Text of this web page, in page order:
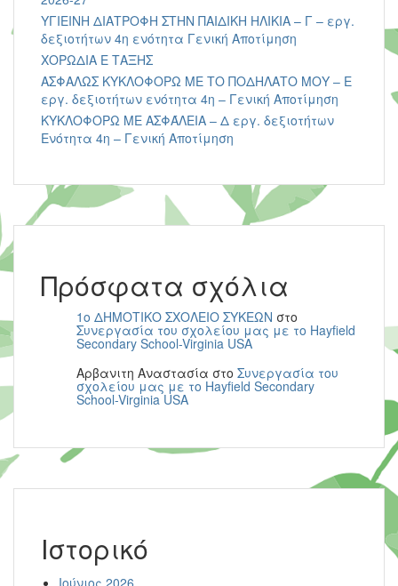
ΥΓΙΕΙΝΗ ΔΙΑΤΡΟΦΗ ΣΤΗΝ ΠΑΙΔΙΚΗ ΗΛΙΚΙΑ – Γ – εργ.
δεξιοτήτων 4η ενότητα Γενική Αποτίμηση
ΧΟΡΩΔΙΑ Ε ΤΑΞΗΣ
ΑΣΦΑΛΩΣ ΚΥΚΛΟΦΟΡΩ ΜΕ ΤΟ ΠΟΔΗΛΑΤΟ ΜΟΥ – Ε
εργ. δεξιοτήτων ενότητα 4η – Γενική Αποτίμηση
ΚΥΚΛΟΦΟΡΩ ΜΕ ΑΣΦΆΛΕΙΑ – Δ εργ. δεξιοτήτων
Ενότητα 4η – Γενική Αποτίμηση
Πρόσφατα σχόλια
1ο ΔΗΜΟΤΙΚΟ ΣΧΟΛΕΙΟ ΣΥΚΕΩΝ στο
Συνεργασία του σχολείου μας με το Hayfield
Secondary School-Virginia USA
Αρβανιτη Αναστασία στο Συνεργασία του
σχολείου μας με το Hayfield Secondary
School-Virginia USA
Ιστορικό
Ιούνιος 2026